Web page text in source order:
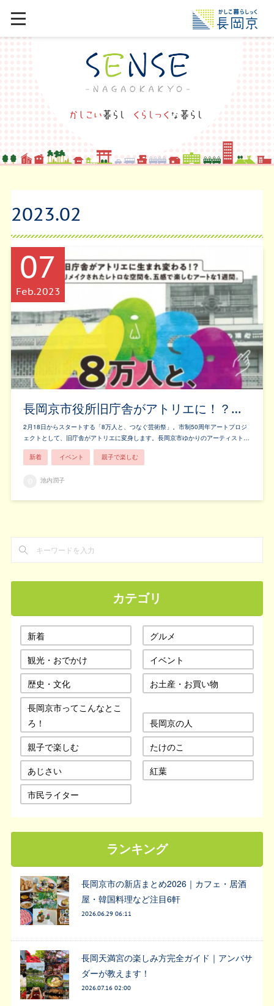
2023.02
長岡京市役所旧庁舎がアトリエに！？…
2月18日からスタートする「8万人と、つなぐ芸術祭」。市制50周年アートプロジ
ェクトとして、旧庁舎がアトリエに変身します。長岡京市ゆかりのアーティスト…
07
Feb 2023
新着 イベント 親子で楽しむ
池内潤子
カテゴリ
新着
グルメ
観光・おでかけ
イベント
歴史・文化
お土産・お買い物
長岡京市ってこんなとこ
ろ！
長岡京の人
親子で楽しむ
たけのこ
あじさい
紅葉
市民ライター
ランキング
長岡京市の新店まとめ2026｜カフェ・居酒
屋・韓国料理など注目6軒
2026.06.29 06:11
長岡天満宮の楽しみ方完全ガイド｜アンバサ
ダーが教えます！
2026.07.16 02:00